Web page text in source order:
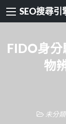
SEO搜尋引
FIDO身
物
未分